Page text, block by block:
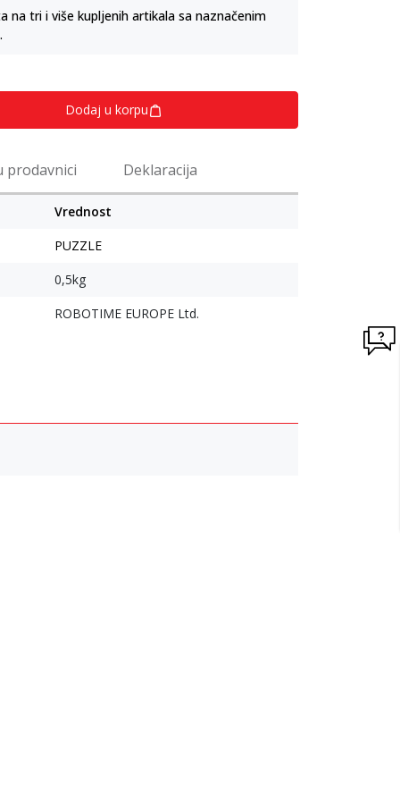
na tri i više kupljenih artikala sa naznačenim
Dodaj u korpu
prodavnici Deklaracija
Vrednost
PUZZLE
0,5kg
ROBOTIME EUROPE Ltd.